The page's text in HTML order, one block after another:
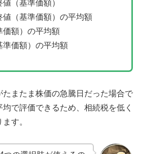
（基準価額）
（基準価額）の平均額
額）の平均額
価額）の平均額
またま株価の急騰日だった場合で
で評価できるため、相続税を低く
す。